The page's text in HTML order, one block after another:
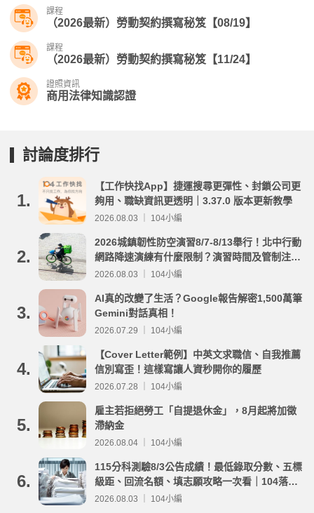
課程
（2026最新）勞動契約撰寫秘笈【08/19】
課程
（2026最新）勞動契約撰寫秘笈【11/24】
證照資訊
商用法律知識認證
討論度排行
1.
【工作快找App】捷運搜尋更彈性、封鎖公司更
夠用、職缺資訊更透明｜3.37.0 版本更新教學
2026.08.03 ｜ 104小編
2.
2026城鎮韌性防空演習8/7-8/13舉行！北中行動
網路降速演練有什麼限制？演習時間及管制注意
事項整理
2026.08.03 ｜ 104小編
3.
AI真的改變了生活？Google報告解密1,500萬筆
Gemini對話真相！
2026.07.29 ｜ 104小編
4.
【Cover Letter範例】中英文求職信、自我推薦
信別寫歪！這樣寫讓人資秒開你的履歷
2026.07.28 ｜ 104小編
5.
雇主若拒絕勞工「自提退休金」，8月起將加徵
滯納金
2026.08.04 ｜ 104小編
6.
115分科測驗8/3公告成績！最低錄取分數、五標
級距、回流名額、填志願攻略一次看｜104落點
分析
2026.08.03 ｜ 104小編